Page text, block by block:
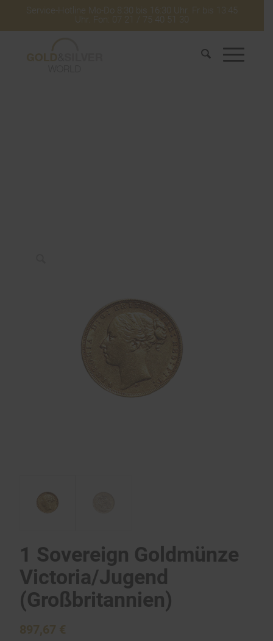
Service-Hotline Mo-Do 8:30 bis 16:30 Uhr. Fr bis 13:45
Uhr. Fon: 07 21 / 75 40 51 30
1 Sovereign Goldmünze
Victoria/Jugend
(Großbritannien)
897,67 €